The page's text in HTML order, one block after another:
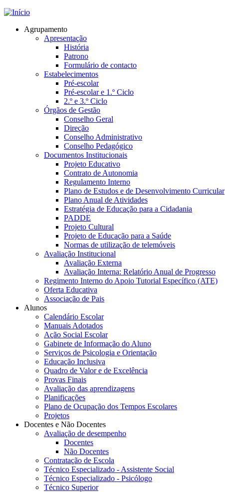
Jump to navigation
Agrupamento
Apresentação
História
Patrono
Formulário de contacto
Estabelecimentos
Pré-escolar
Pré-escolar e 1.º Ciclo
2.º e 3.º Ciclo
Órgãos de Gestão
Conselho Geral
Direção
Conselho Administrativo
Conselho Pedagógico
Documentos Institucionais
Projeto Educativo
Contrato de Autonomia
Regulamento Interno
Plano de Estudos e de Desenvolvimento Curricular
Plano Anual de Atividades
Estratégia de Educação para a Cidadania
PADDE
Projeto Cultural
Projeto de Educação para a Saúde
Normas de utilização de telemóveis
Avaliação Institucional
Avaliação Externa
Avaliação Interna: Relatório Anual de Progresso
Regimento Interno do Apoio Tutorial Específico (ATE)
Oferta Educativa
Associação de Pais
Alunos
Calendário Escolar
Manuais Adotados
Ação Social Escolar
Gabinete de Informação do Aluno
Serviços de Psicologia e Orientação
Educação Inclusiva
Quadro de Valor e de Excelência
Provas Finais
Avaliação das aprendizagens
Planificações
Plano de Ocupação dos Tempos Escolares
Projetos
Docentes e Não Docentes
Avaliação de desempenho
Docentes
Não Docentes
Contratação de Escola
Técnico Especializado - Assistente Social
Técnico Especializado - Psicólogo
Técnico Superior